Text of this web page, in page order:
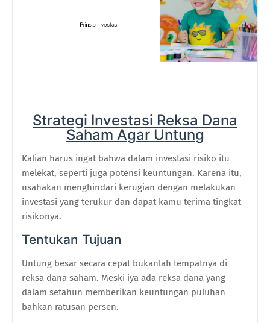
Strategi Investasi Reksa Dana
Saham Agar Untung
Kalian harus ingat bahwa dalam investasi risiko itu
melekat, seperti juga potensi keuntungan. Karena itu,
usahakan menghindari kerugian dengan melakukan
investasi yang terukur dan dapat kamu terima tingkat
risikonya.
Tentukan Tujuan
Untung besar secara cepat bukanlah tempatnya di
reksa dana saham. Meski iya ada reksa dana yang
dalam setahun memberikan keuntungan puluhan
bahkan ratusan persen.